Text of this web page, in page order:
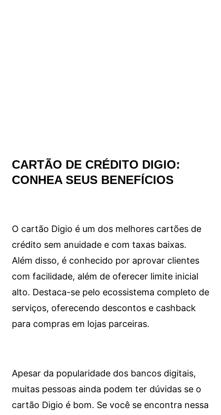
CARTÃO DE CRÉDITO DIGIO:
CONHEA SEUS BENEFÍCIOS
O cartão Digio é um dos melhores cartões de
crédito sem anuidade e com taxas baixas.
Além disso, é conhecido por aprovar clientes
com facilidade, além de oferecer limite inicial
alto. Destaca-se pelo ecossistema completo de
serviços, oferecendo descontos e cashback
para compras em lojas parceiras.
Apesar da popularidade dos bancos digitais,
muitas pessoas ainda podem ter dúvidas se o
cartão Digio é bom. Se você se encontra nessa